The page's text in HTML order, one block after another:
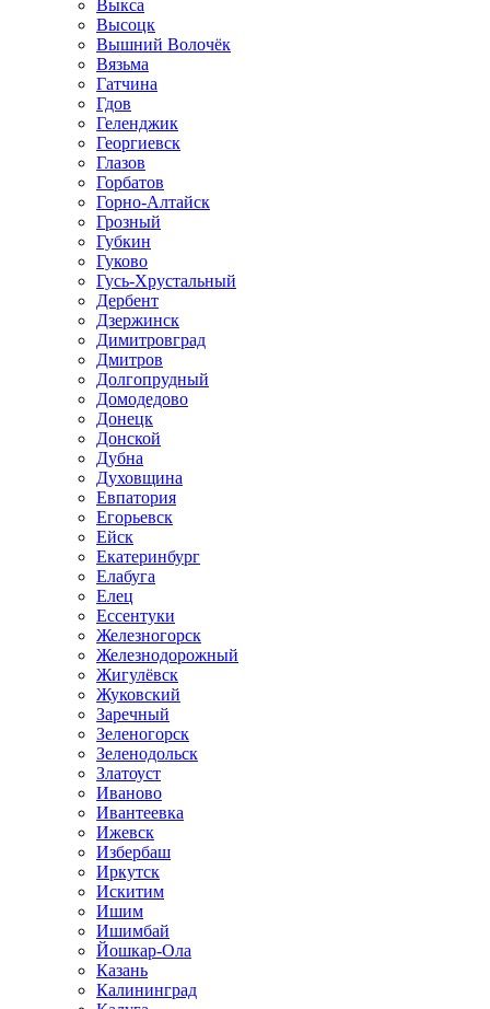
Выкса
Высоцк
Вышний Волочёк
Вязьма
Гатчина
Гдов
Геленджик
Георгиевск
Глазов
Горбатов
Горно-Алтайск
Грозный
Губкин
Гуково
Гусь-Хрустальный
Дербент
Дзержинск
Димитровград
Дмитров
Долгопрудный
Домодедово
Донецк
Донской
Дубна
Духовщина
Евпатория
Егорьевск
Ейск
Екатеринбург
Елабуга
Елец
Ессентуки
Железногорск
Железнодорожный
Жигулёвск
Жуковский
Заречный
Зеленогорск
Зеленодольск
Златоуст
Иваново
Ивантеевка
Ижевск
Избербаш
Иркутск
Искитим
Ишим
Ишимбай
Йошкар-Ола
Казань
Калининград